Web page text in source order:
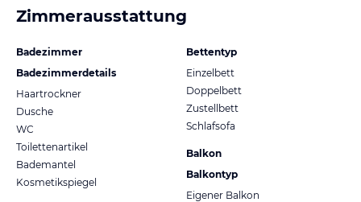
Zimmerausstattung
Badezimmer
Badezimmerdetails
Haartrockner
Dusche
WC
Toilettenartikel
Bademantel
Kosmetikspiegel
Bettentyp
Einzelbett
Doppelbett
Zustellbett
Schlafsofa
Balkon
Balkontyp
Eigener Balkon